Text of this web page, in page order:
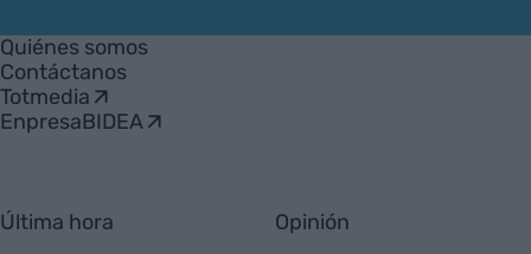
Empresa
Quiénes somos
Contáctanos
Totmedia
EnpresaBIDEA
Última hora Opinión